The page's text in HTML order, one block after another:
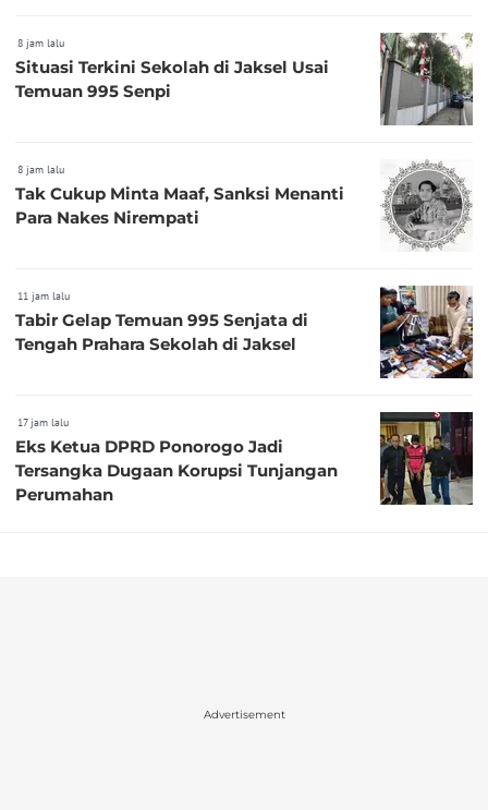
8 jam lalu
Situasi Terkini Sekolah di Jaksel Usai
Temuan 995 Senpi
8 jam lalu
Tak Cukup Minta Maaf, Sanksi Menanti
Para Nakes Nirempati
11 jam lalu
Tabir Gelap Temuan 995 Senjata di
Tengah Prahara Sekolah di Jaksel
17 jam lalu
Eks Ketua DPRD Ponorogo Jadi
Tersangka Dugaan Korupsi Tunjangan
Perumahan
Advertisement